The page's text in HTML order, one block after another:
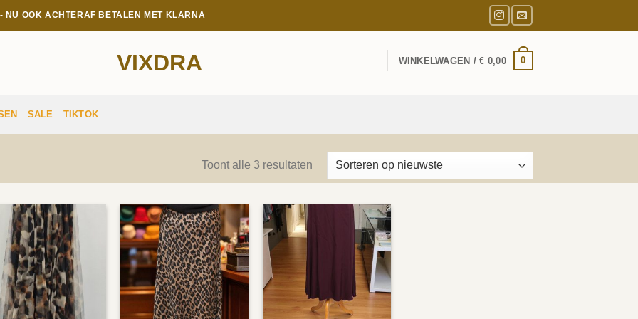
NU OOK ACHTERAF BETALEN MET KLARNA
VIXDRA WINKELWAGEN /€ 0,00 0
SALE TIKTOK
Toont alle 3 resultatenGesorteerd
op